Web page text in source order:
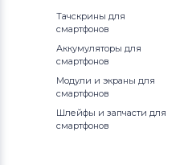
Тачскрины для
смартфонов
Аккумуляторы для
смартфонов
Модули и экраны для
смартфонов
Шлейфы и запчасти для
смартфонов